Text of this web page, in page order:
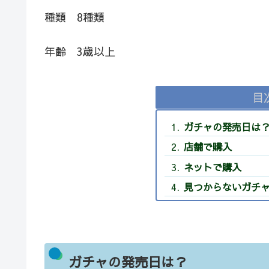
種類 8種類
年齢 3歳以上
目
ガチャの発売日は？
店舗で購入
ネットで購入
見つからないガチ
ガチャの発売日は？